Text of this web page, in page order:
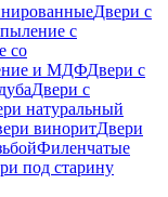
Двери с
с
со
и МДФДвери с
Двери с
натуральный
виноритДвери
Филенчатые
под старину